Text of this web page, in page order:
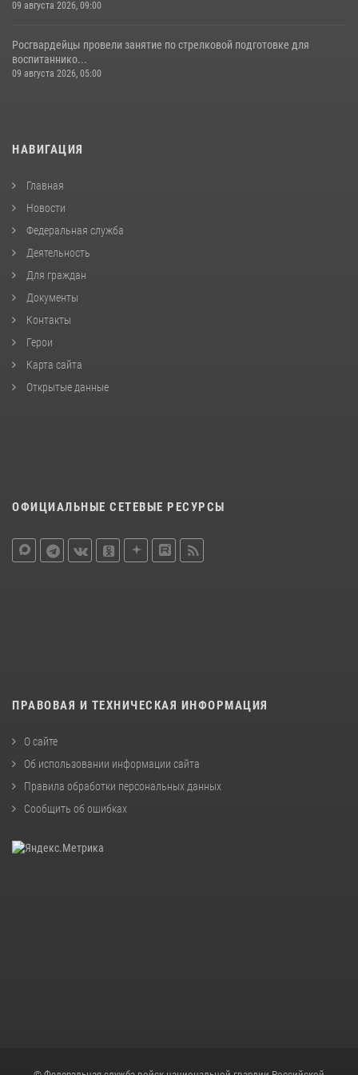
09 августа 2026, 09:00
Росгвардейцы провели занятие по стрелковой подготовке для
воспитаннико...
09 августа 2026, 05:00
НАВИГАЦИЯ
Главная
Новости
Федеральная служба
Деятельность
Для граждан
Документы
Контакты
Герои
Карта сайта
Открытые данные
ОФИЦИАЛЬНЫЕ СЕТЕВЫЕ РЕСУРСЫ
ПРАВОВАЯ И ТЕХНИЧЕСКАЯ ИНФОРМАЦИЯ
О сайте
Об использовании информации сайта
Правила обработки персональных данных
Сообщить об ошибках